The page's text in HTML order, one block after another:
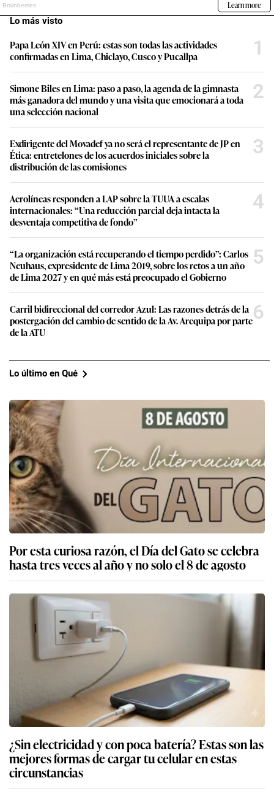
Lo más visto
Papa León XIV en Perú: estas son todas las actividades
confirmadas en Lima, Chiclayo, Cusco y Pucallpa
1
Simone Biles en Lima: paso a paso, la agenda de la gimnasta
más ganadora del mundo y una visita que emocionará a toda
una selección nacional
2
Exdirigente del Movadef ya no será el representante de JP en
Ética: entretelones de los acuerdos iniciales sobre la
distribución de las comisiones
3
Aerolíneas responden a LAP sobre la TUUA a escalas
internacionales: “Una reducción parcial deja intacta la
desventaja competitiva de fondo”
4
“La organización está recuperando el tiempo perdido”: Carlos
Neuhaus, expresidente de Lima 2019, sobre los retos a un año
de Lima 2027 y en qué más está preocupado el Gobierno
5
Carril bidireccional del corredor Azul: Las razones detrás de la
postergación del cambio de sentido de la Av. Arequipa por parte
de la ATU
6
Lo último en Qué
Por esta curiosa razón, el Día del Gato se celebra
hasta tres veces al año y no solo el 8 de agosto
¿Sin electricidad y con poca batería? Estas son las
mejores formas de cargar tu celular en estas
circunstancias